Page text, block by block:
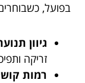
בפועל,
גיוון
זריקה
רמות